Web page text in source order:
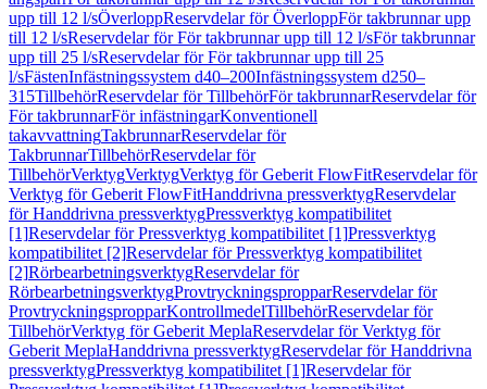
upp till 12 l/sÖverloppReservdelar för ÖverloppFör takbrunnar upp
till 12 l/sReservdelar för För takbrunnar upp till 12 l/sFör takbrunnar
upp till 25 l/sReservdelar för För takbrunnar upp till 25
l/sFästenInfästningssystem d40–200Infästningssystem d250–
315TillbehörReservdelar för TillbehörFör takbrunnarReservdelar för
För takbrunnarFör infästningarKonventionell
takavvattningTakbrunnarReservdelar för
TakbrunnarTillbehörReservdelar för
TillbehörVerktygVerktygVerktyg för Geberit FlowFitReservdelar för
Verktyg för Geberit FlowFitHanddrivna pressverktygReservdelar
för Handdrivna pressverktygPressverktyg kompatibilitet
[1]Reservdelar för Pressverktyg kompatibilitet [1]Pressverktyg
kompatibilitet [2]Reservdelar för Pressverktyg kompatibilitet
[2]RörbearbetningsverktygReservdelar för
RörbearbetningsverktygProvtryckningspropparReservdelar för
ProvtryckningspropparKontrollmedelTillbehörReservdelar för
TillbehörVerktyg för Geberit MeplaReservdelar för Verktyg för
Geberit MeplaHanddrivna pressverktygReservdelar för Handdrivna
pressverktygPressverktyg kompatibilitet [1]Reservdelar för